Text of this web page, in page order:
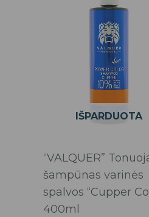
IŠPARDUOTA
“VALQUER”
šampūnas varinės
spalvos “Cupper
400ml